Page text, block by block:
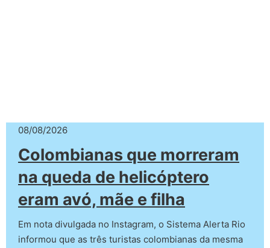
08/08/2026
Colombianas que morreram
na queda de helicóptero
eram avó, mãe e filha
Em nota divulgada no Instagram, o Sistema Alerta Rio
informou que as três turistas colombianas da mesma